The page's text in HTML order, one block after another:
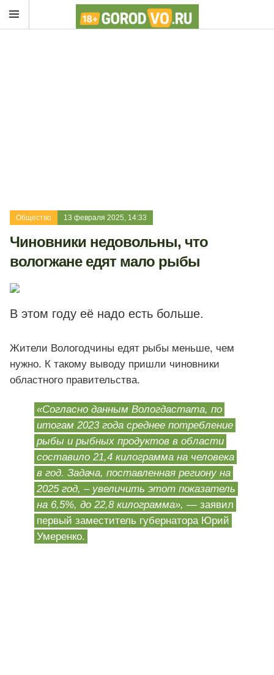
Общество 13 февраля 2025, 14:33
Чиновники недовольны, что
вологжане едят мало рыбы
В этом году её надо есть больше.
Жители Вологодчины едят рыбы меньше, чем
нужно. К такому выводу пришли чиновники
областного правительства.
«Согласно данным Вологдастата, по
итогам 2023 года среднее потребление
рыбы и рыбных продуктов в области
составило 21,4 килограмма на человека
в год. Задача, поставленная региону на
2025 год, – увеличить этот показатель
на 6,5%, до 22,8 килограмма», — заявил
первый заместитель губернатора Юрий
Умеренко.